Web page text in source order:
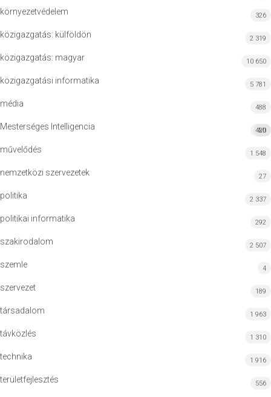
környezetvédelem 326
közigazgatás: külföldön 2 319
közigazgatás: magyar 10 650
közigazgatási informatika 5 781
média 488
Mesterséges Intelligencia MI
420
művelődés 1 548
nemzetközi szervezetek 27
politika 2 337
politikai informatika 292
szakirodalom 2 507
szemle 4
szervezet 189
társadalom 1 963
távközlés 1 310
technika 1 916
területfejlesztés 556